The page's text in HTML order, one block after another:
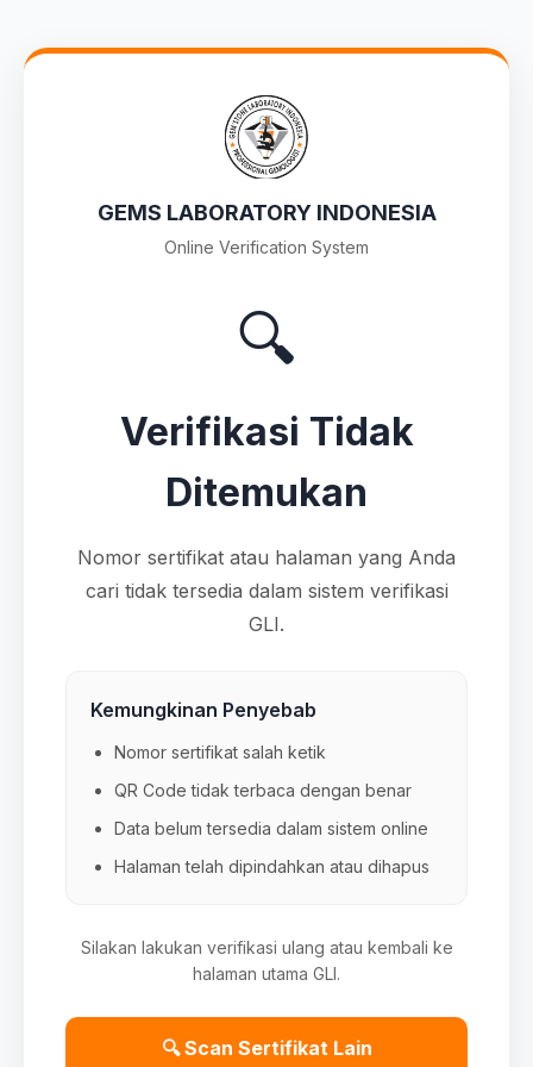
GEMS LABORATORY INDONESIA
Online Verification System
🔍
Verifikasi Tidak
Ditemukan
Nomor sertifikat atau halaman yang Anda
cari tidak tersedia dalam sistem verifikasi
GLI.
Kemungkinan Penyebab
Nomor sertifikat salah ketik
QR Code tidak terbaca dengan benar
Data belum tersedia dalam sistem online
Halaman telah dipindahkan atau dihapus
Silakan lakukan verifikasi ulang atau kembali ke
halaman utama GLI.
🔍 Scan Sertifikat Lain